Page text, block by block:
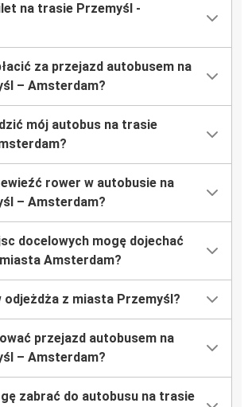
na trasie Przemyśl -
za przejazd autobusem na
– Amsterdam?
mój autobus na trasie
rower w autobusie na
– Amsterdam?
docelowych mogę dojechać
Amsterdam?
odjeżdża z miasta Przemyśl?
przejazd autobusem na
– Amsterdam?
zabrać do autobusu na trasie